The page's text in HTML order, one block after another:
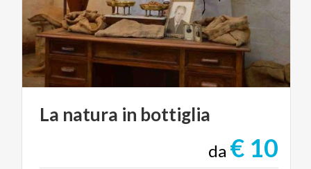
La natura in bottiglia
da € 10